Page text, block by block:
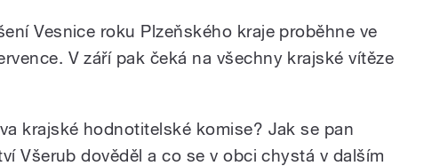
Vesnice roku Plzeňského kraje proběhne ve
V září pak čeká na všechny krajské vítěze
krajské hodnotitelské komise? Jak se pan
Všerub dověděl a co se v obci chystá v dalším